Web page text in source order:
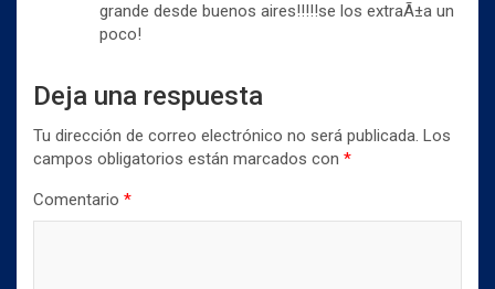
grande desde buenos aires!!!!!se los extraÃ±a un
poco!
Deja una respuesta
Tu dirección de correo electrónico no será publicada. Los
campos obligatorios están marcados con *
Comentario *